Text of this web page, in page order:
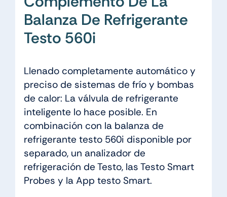
Balanza De Refrigerante
Testo 560i
Llenado completamente automático y
preciso de sistemas de frío y bombas
de calor: La válvula de refrigerante
inteligente lo hace posible. En
combinación con la balanza de
refrigerante testo 560i disponible por
separado, un analizador de
refrigeración de Testo, las Testo Smart
Probes y la App testo Smart.